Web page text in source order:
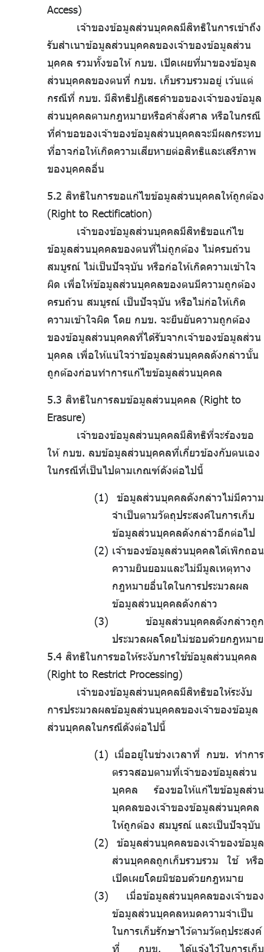
Access)
เจ้าของข้อมูลส่วนบุคคลมีสิทธิในการเข้าถึง
รับสำเนาข้อมูลส่วนบุคคลของเจ้าของข้อมูลส่วน
บุคคล รวมทั้งขอให้ กบข. เปิดเผยที่มาของข้อมูล
ส่วนบุคคลของตนที่ กบข. เก็บรวบรวมอยู่ เว้นแต่
กรณีที่ กบข. มีสิทธิปฏิเสธคำขอของเจ้าของข้อมูล
ส่วนบุคคลตามกฎหมายหรือคำสั่งศาล หรือในกรณี
ที่คำขอของเจ้าของข้อมูลส่วนบุคคลจะมีผลกระทบ
ที่อาจก่อให้เกิดความเสียหายต่อสิทธิและเสรีภาพ
ของบุคคลอื่น
5.2 สิทธิในการขอแก้ไขข้อมูลส่วนบุคคลให้ถูกต้อง
(Right to Rectification)
เจ้าของข้อมูลส่วนบุคคลมีสิทธิขอแก้ไข
ข้อมูลส่วนบุคคลของตนที่ไม่ถูกต้อง ไม่ครบถ้วน
สมบูรณ์ ไม่เป็นปัจจุบัน หรือก่อให้เกิดความเข้าใจ
ผิด เพื่อให้ข้อมูลส่วนบุคคลของตนมีความถูกต้อง
ครบถ้วน สมบูรณ์ เป็นปัจจุบัน หรือไม่ก่อให้เกิด
ความเข้าใจผิด โดย กบข. จะยืนยันความถูกต้อง
ของข้อมูลส่วนบุคคลที่ได้รับจากเจ้าของข้อมูลส่วน
บุคคล เพื่อให้แน่ใจว่าข้อมูลส่วนบุคคลดังกล่าวนั้น
ถูกต้องก่อนทำการแก้ไขข้อมูลส่วนบุคคล
5.3 สิทธิในการลบข้อมูลส่วนบุคคล (Right to
Erasure)
เจ้าของข้อมูลส่วนบุคคลมีสิทธิที่จะร้องขอ
ให้ กบข. ลบข้อมูลส่วนบุคคลที่เกี่ยวข้องกับตนเอง
ในกรณีที่เป็นไปตามเกณฑ์ดังต่อไปนี้
ข้อมูลส่วนบุคคลดังกล่าวไม่มีความ
จำเป็นตามวัตถุประสงค์ในการเก็บ
ข้อมูลส่วนบุคคลดังกล่าวอีกต่อไป
เจ้าของข้อมูลส่วนบุคคลได้เพิกถอน
ความยินยอมและไม่มีมูลเหตุทาง
กฎหมายอื่นใดในการประมวลผล
ข้อมูลส่วนบุคคลดังกล่าว
ข้อมูลส่วนบุคคลดังกล่าวถูก
ประมวลผลโดยไม่ชอบด้วยกฎหมาย
5.4 สิทธิในการขอให้ระงับการใช้ข้อมูลส่วนบุคคล
(Right to Restrict Processing)
เจ้าของข้อมูลส่วนบุคคลมีสิทธิขอให้ระงับ
การประมวลผลข้อมูลส่วนบุคคลของเจ้าของข้อมูล
ส่วนบุคคลในกรณีดังต่อไปนี้
เมื่ออยู่ในช่วงเวลาที่ กบข. ทำการ
ตรวจสอบตามที่เจ้าของข้อมูลส่วน
บุคคล ร้องขอให้แก้ไขข้อมูลส่วน
บุคคลของเจ้าของข้อมูลส่วนบุคคล
ให้ถูกต้อง สมบูรณ์ และเป็นปัจจุบัน
ข้อมูลส่วนบุคคลของเจ้าของข้อมูล
ส่วนบุคคลถูกเก็บรวบรวม ใช้ หรือ
เปิดเผยโดยมิชอบด้วยกฎหมาย
เมื่อข้อมูลส่วนบุคคลของเจ้าของ
ข้อมูลส่วนบุคคลหมดความจำเป็น
ในการเก็บรักษาไว้ตามวัตถุประสงค์
ที่ กบข. ได้แจ้งไว้ในการเก็บ